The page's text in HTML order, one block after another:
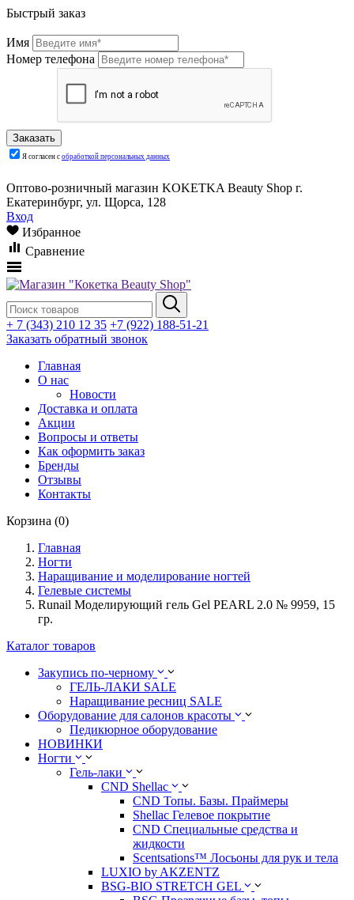
Быстрый заказ
Имя
Номер телефона
Я согласен с обработкой персональных данных
Оптово-розничный магазин KOKETKA Beauty Shop г.
Екатеринбург, ул. Щорса, 128
Вход
Избранное
Сравнение
+ 7 (343) 210 12 35 +7 (922) 188-51-21
Заказать обратный звонок
Главная
О нас
Новости
Доставка и оплата
Акции
Вопросы и ответы
Как оформить заказ
Бренды
Отзывы
Контакты
Корзина (0)
Главная
Ногти
Наращивание и моделирование ногтей
Гелевые системы
Runail Моделирующий гель Gel PEARL 2.0 № 9959, 15
гр.
Каталог товаров
Закупись по-черному
ГЕЛЬ-ЛАКИ SALE
Наращивание ресниц SALE
Оборудование для салонов красоты
Педикюрное оборудование
НОВИНКИ
Ногти
Гель-лаки
CND Shellac
CND Топы. Базы. Праймеры
Shellac Гелевое покрытие
CND Специальные средства и
жидкости
Scentsations™ Лосьоны для рук и тела
LUXIO by AKZENTZ
BSG-BIO STRETCH GEL